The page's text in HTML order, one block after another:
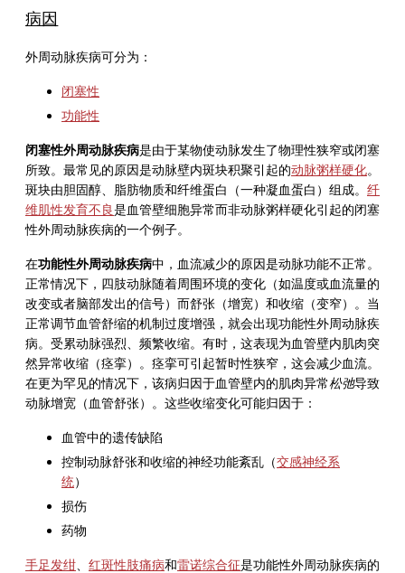
病因
外周动脉疾病可分为：
闭塞性
功能性
闭塞性外周动脉疾病是由于某物使动脉发生了物理性狭窄或闭塞
所致。最常见的原因是动脉壁内斑块积聚引起的动脉粥样硬化。
斑块由胆固醇、脂肪物质和纤维蛋白（一种凝血蛋白）组成。 纤
维肌性发育不良是血管壁细胞异常而非动脉粥样硬化引起的闭塞
性外周动脉疾病的一个例子。
在功能性外周动脉疾病中，血流减少的原因是动脉功能不正常。
正常情况下，四肢动脉随着周围环境的变化（如温度或血流量的
改变或者脑部发出的信号）而舒张（增宽）和收缩（变窄）。当
正常调节血管舒缩的机制过度增强，就会出现功能性外周动脉疾
病。受累动脉强烈、频繁收缩。有时，这表现为血管壁内肌肉突
然异常收缩（痉挛）。痉挛可引起暂时性狭窄，这会减少血流。
在更为罕见的情况下，该病归因于血管壁内的肌肉异常松弛导致
动脉增宽（血管舒张）。这些收缩变化可能归因于：
血管中的遗传缺陷
控制动脉舒张和收缩的神经功能紊乱（交感神经系
统）
损伤
药物
手足发绀、 红斑性肢痛病和雷诺综合征是功能性外周动脉疾病的